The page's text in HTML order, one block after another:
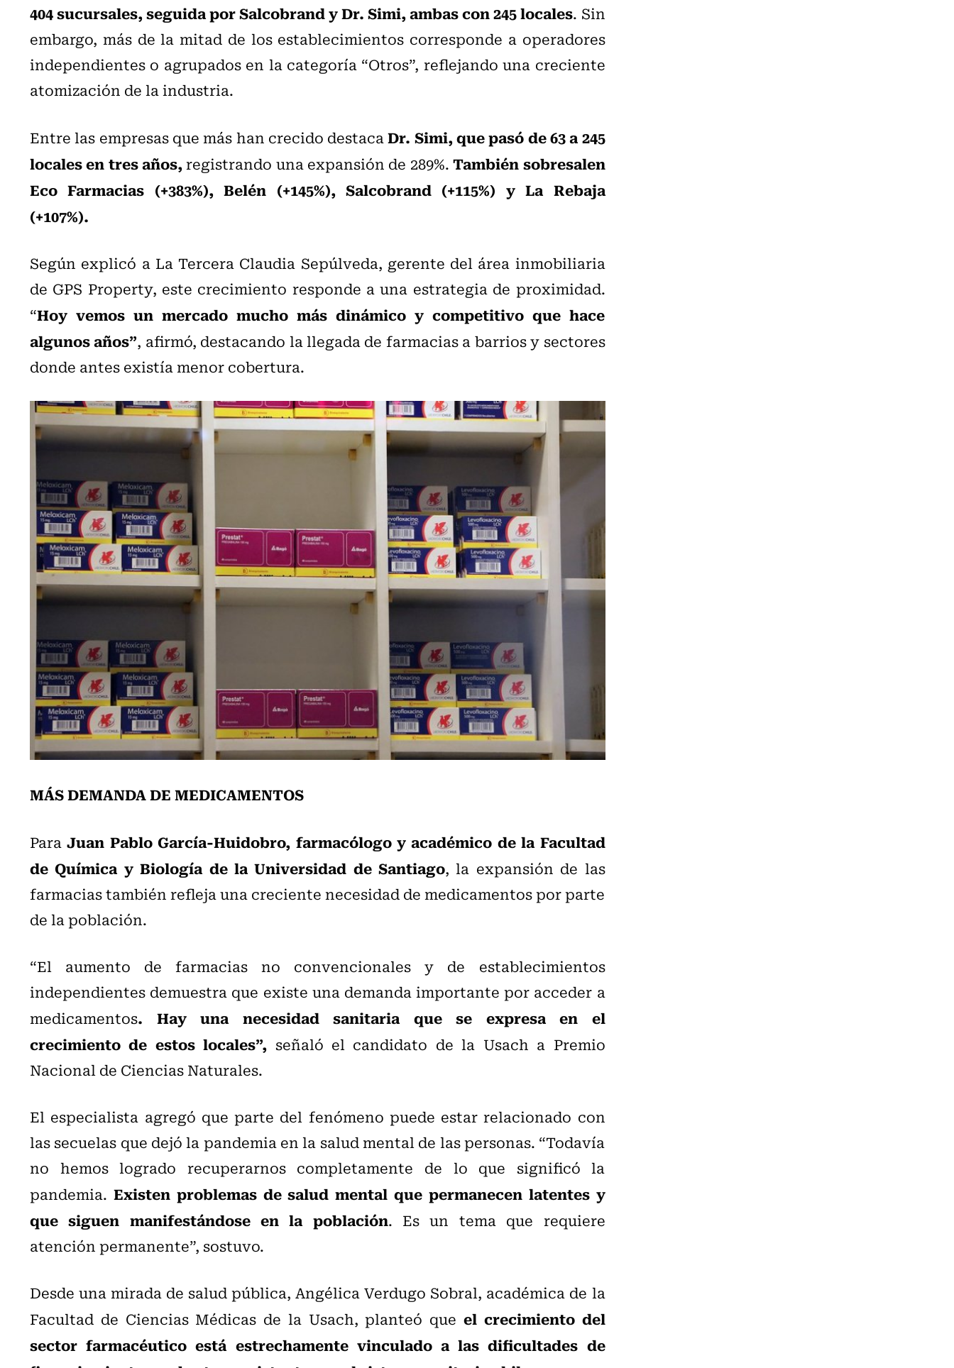
404 sucursales, seguida por Salcobrand y Dr. Simi, ambas con 245 locales. Sin
embargo, más de la mitad de los establecimientos corresponde a operadores
independientes o agrupados en la categoría “Otros”, reflejando una creciente
atomización de la industria.
Entre las empresas que más han crecido destacaDr. Simi, que pasó de 63 a 245
locales en tres años,registrando una expansión de 289%.También sobresalen
Eco Farmacias (+383%), Belén (+145%), Salcobrand (+115%) y La Rebaja
(+107%).
Según explicó a La Tercera Claudia Sepúlveda, gerente del área inmobiliaria
de GPS Property, este crecimiento responde a una estrategia de proximidad.
“Hoy vemos un mercado mucho más dinámico y competitivo que hace
algunos años”, afirmó, destacando la llegada de farmacias a barrios y sectores
donde antes existía menor cobertura.
MÁS DEMANDA DE MEDICAMENTOS
ParaJuan Pablo García-Huidobro, farmacólogo y académico de la Facultad
de Química y Biología de la Universidad de Santiago, la expansión de las
farmacias también refleja una creciente necesidad de medicamentos por parte
de la población.
“El aumento de farmacias no convencionales y de establecimientos
independientes demuestra que existe una demanda importante por acceder a
medicamentos. Hay una necesidad sanitaria que se expresa en el
crecimiento de estos locales”, señaló el candidato de la Usach a Premio
Nacional de Ciencias Naturales.
El especialista agregó que parte del fenómeno puede estar relacionado con
las secuelas que dejó la pandemia en la salud mental de las personas. “Todavía
no hemos logrado recuperarnos completamente de lo que significó la
pandemia. Existen problemas de salud mental que permanecen latentes y
que siguen manifestándose en la población. Es un tema que requiere
atención permanente”, sostuvo.
Desde una mirada de salud pública, Angélica Verdugo Sobral, académica de la
Facultad de Ciencias Médicas de la Usach, planteó que el crecimiento del
sector farmacéutico está estrechamente vinculado a las dificultades de